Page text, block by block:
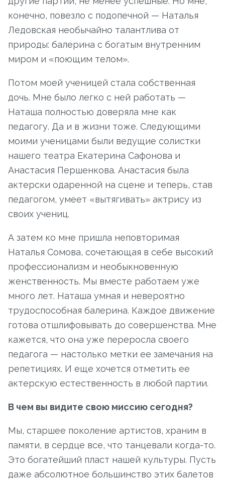
конечно, повезло с подопечной — Наталья
Ледовская необычайно талантлива от
природы: балерина с богатым внутренним
миром и «поющим телом».
Потом моей ученицей стала собственная
дочь. Мне было легко с ней работать —
Наташа полностью доверяла мне как
педагогу. Да и в жизни тоже. Следующими
моими ученицами были ведущие солистки
нашего театра Екатерина Сафонова и
Анастасия Першенкова. Анастасия была
актерски одаренной на сцене и теперь, став
педагогом, умеет «вытягивать» актрису из
своих учениц.
А затем ко мне пришла неповторимая
Наталья Сомова, сочетающая в себе высокий
профессионализм и необыкновенную
женственность. Мы вместе работаем уже
много лет. Наташа умная и невероятно
трудоспособная балерина. Каждое движение
готова отшлифовывать до совершенства. Мне
кажется, что она уже переросла своего
педагога — настолько метки ее замечания на
репетициях. И еще хочется отметить ее
актерскую естественность в любой партии.
В чем вы видите свою миссию сегодня?
Мы, старшее поколение артистов, храним в
памяти, в сердце все, что танцевали когда-то.
Это богатейший пласт нашей культуры. Пусть
даже абсолютное большинство этих балетов